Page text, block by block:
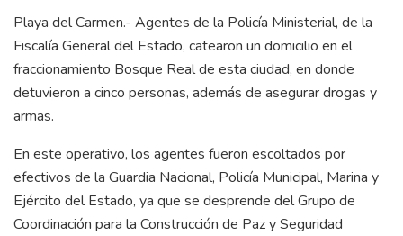
Playa del Carmen.- Agentes de la Policía Ministerial, de la
Fiscalía General del Estado, catearon un domicilio en el
fraccionamiento Bosque Real de esta ciudad, en donde
detuvieron a cinco personas, además de asegurar drogas y
armas.
En este operativo, los agentes fueron escoltados por
efectivos de la Guardia Nacional, Policía Municipal, Marina y
Ejército del Estado, ya que se desprende del Grupo de
Coordinación para la Construcción de Paz y Seguridad